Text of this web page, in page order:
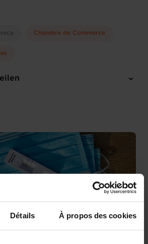
Détails À propos des cookies
Chambre de Commerce